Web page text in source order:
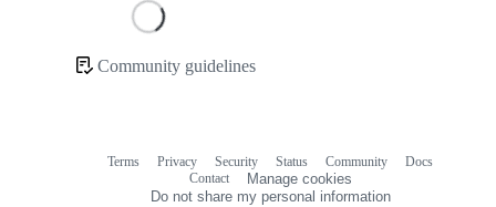
Community guidelines
Terms Privacy Security Status Community
Docs
Contact
Manage cookies
Do not share my personal information